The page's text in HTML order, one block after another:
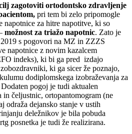
zagotoviti ortodontsko zdravljenje
pri tem bi zelo pripomogle
napotnice za hitre napotitve, ki so
možnost za triažo napotnic. Zato je
s pogovori na MZ in ZZZS
napotnice z novim kazalcem
indeks), ki bi ga pred izdajo
ki ga sicer že poznajo,
dodiplomskega izobraževanja za
pogoj je tudi aktualen
in čeljustnic, ortopantomogram (ne
odraža dejansko stanje v ustih
deležnikov je bila pobuda
posnetka je tudi že realizirana.